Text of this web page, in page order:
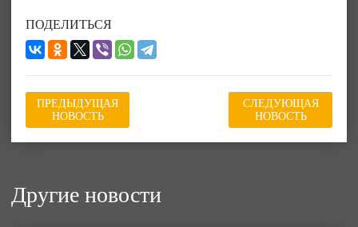
ПОДЕЛИТЬСЯ
ПРЕДЫДУЩАЯ
НОВОСТЬ
СЛЕДУЮЩАЯ
НОВОСТЬ
Другие новости